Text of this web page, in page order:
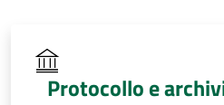
Protocollo e